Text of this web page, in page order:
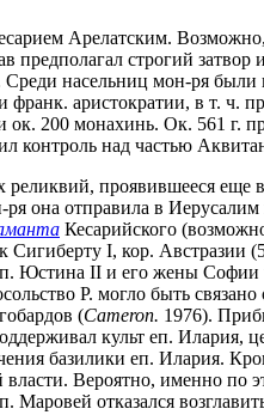
Арелатским.
строгий
насельниц мон-ря
аристократии, в т. ч.
200 монахинь. Ок. 561 г.
контроль над частью
реликвий, проявившееся
она отправила в
Кесарийского
Сигиберту I, кор.
Юстина II и его жены
Р. могло быть
(Cameron. 1976).
культ еп. Илария,
базилики еп. Илария.
власти. Вероятно, именно
отказался